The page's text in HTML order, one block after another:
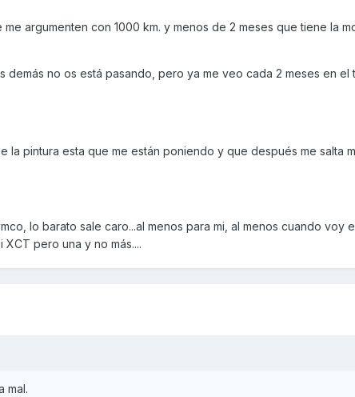
argumenten con 1000 km. y menos de 2 meses que tiene la
demás no os está pasando, pero ya me veo cada 2 meses en el
la pintura esta que me están poniendo y que después me salta
lo barato sale caro...al menos para mi, al menos cuando voy
pero una y no más....
mal.